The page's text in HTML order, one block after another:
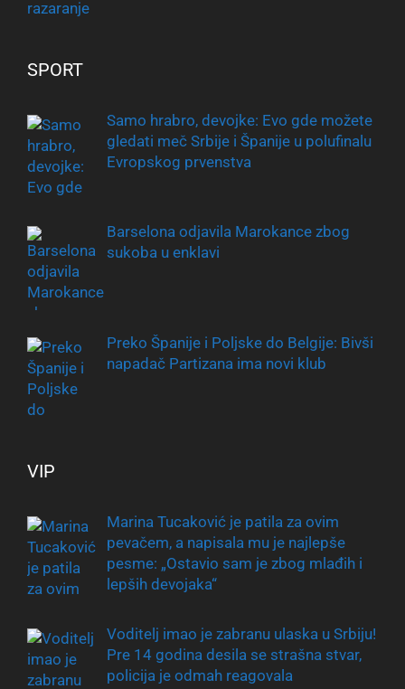
SPORT
Samo hrabro, devojke: Evo gde možete
gledati meč Srbije i Španije u polufinalu
Evropskog prvenstva
Barselona odjavila Marokance zbog
sukoba u enklavi
Preko Španije i Poljske do Belgije: Bivši
napadač Partizana ima novi klub
VIP
Marina Tucaković je patila za ovim
pevačem, a napisala mu je najlepše
pesme: „Ostavio sam je zbog mlađih i
lepših devojaka“
Voditelj imao je zabranu ulaska u Srbiju!
Pre 14 godina desila se strašna stvar,
policija je odmah reagovala